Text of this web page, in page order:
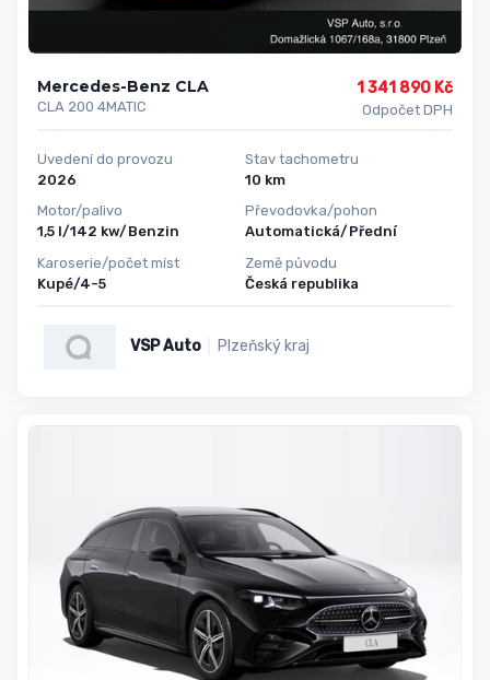
Mercedes-Benz CLA
CLA 200 4MATIC
1 341 890 Kč
Odpočet DPH
Uvedení do provozu
2026
Motor/palivo
1,5 l/142 kw/Benzin
Karoserie/počet míst
Kupé/4-5
Stav tachometru
10 km
Převodovka/pohon
Automatická/Přední
Země původu
Česká republika
VSP Auto Plzeňský kraj